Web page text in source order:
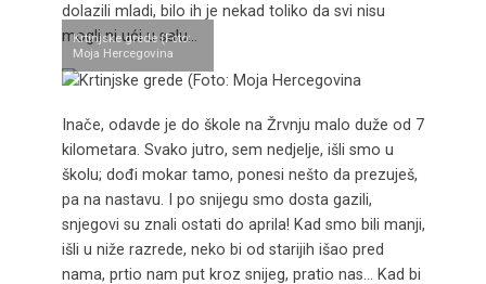
dolazili mladi, bilo ih je nekad toliko da svi nisu
mogli ni ući u salu…
Krtinjske grede (Foto:
Moja Hercegovina
Inače, odavde je do škole na Žrvnju malo duže od 7
kilometara. Svako jutro, sem nedjelje, išli smo u
školu; dođi mokar tamo, ponesi nešto da prezuješ,
pa na nastavu. I po snijegu smo dosta gazili,
snjegovi su znali ostati do aprila! Kad smo bili manji,
išli u niže razrede, neko bi od starijih išao pred
nama, prtio nam put kroz snijeg, pratio nas… Kad bi